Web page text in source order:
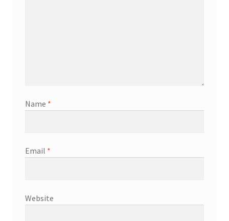
Name *
Email *
Website